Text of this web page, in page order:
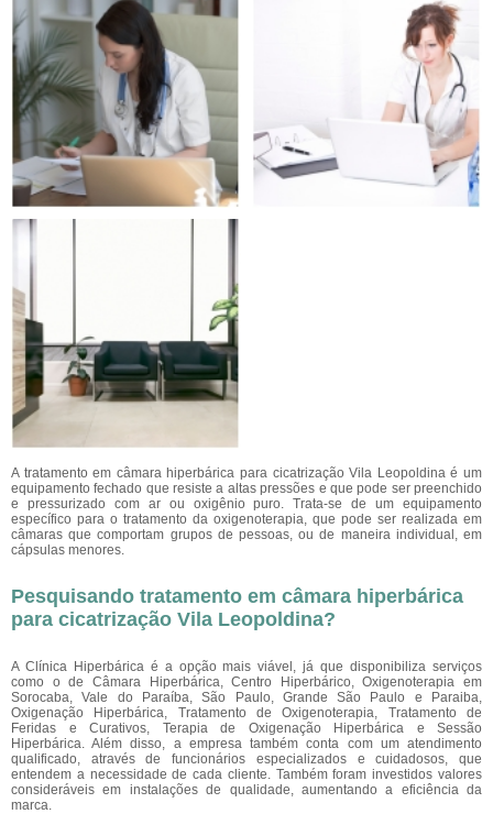
A tratamento em câmara hiperbárica para cicatrização Vila Leopoldina é um
equipamento fechado que resiste a altas pressões e que pode ser preenchido
e pressurizado com ar ou oxigênio puro. Trata-se de um equipamento
específico para o tratamento da oxigenoterapia, que pode ser realizada em
câmaras que comportam grupos de pessoas, ou de maneira individual, em
cápsulas menores.
Pesquisando tratamento em câmara hiperbárica
para cicatrização Vila Leopoldina?
A Clínica Hiperbárica é a opção mais viável, já que disponibiliza serviços
como o de Câmara Hiperbárica, Centro Hiperbárico, Oxigenoterapia em
Sorocaba, Vale do Paraíba, São Paulo, Grande São Paulo e Paraiba,
Oxigenação Hiperbárica, Tratamento de Oxigenoterapia, Tratamento de
Feridas e Curativos, Terapia de Oxigenação Hiperbárica e Sessão
Hiperbárica. Além disso, a empresa também conta com um atendimento
qualificado, através de funcionários especializados e cuidadosos, que
entendem a necessidade de cada cliente. Também foram investidos valores
consideráveis em instalações de qualidade, aumentando a eficiência da
marca.